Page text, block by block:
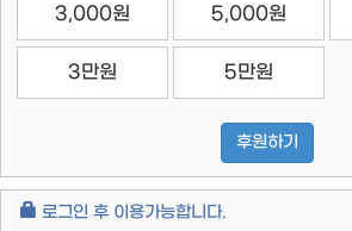
3,000원 5,000원
3만원 5만원
후원하기
로그인 후 이용가능합니다.